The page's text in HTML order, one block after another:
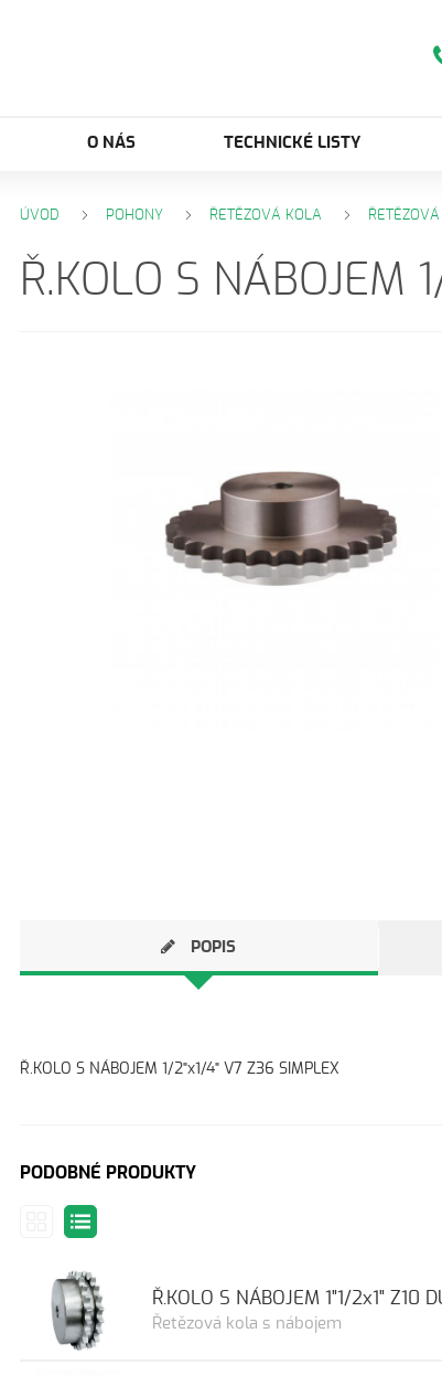
O NÁS TECHNICKÉ LISTY
ÚVOD POHONY ŘETĚZOVÁ KOLA
Ř.KOLO S NÁBOJEM
POPIS
Ř.KOLO S NÁBOJEM 1/2"x1/4" V7 Z36 SIMPLEX
PODOBNÉ PRODUKTY
Řetězová kola s nábojem
Ř.KOLO S NÁBOJEM 1"1/2x1" Z10